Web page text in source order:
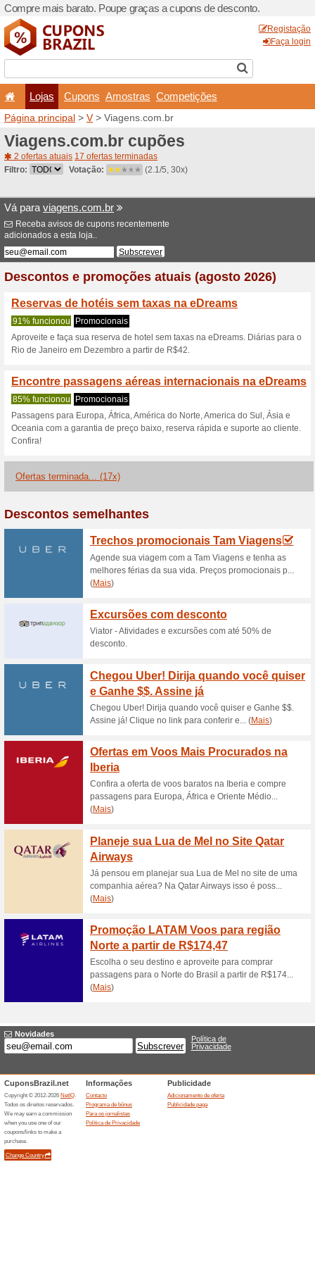
Compre mais barato.
Lojas Cupons
Página principal>V>
2 ofertas atuais 17 ofertas
Filtro:
Votação:
Vá paraviagens.com.br
Receba avisos de cupons
adicionados a esta loja..
Descontos e
Reservas de hotéis
91% funcionou
Aproveite e faça sua reserva
Rio de Janeiro em
Encontre
85% funcionou
Passagens para Europa,
Oceania com a garantia de
Confira!